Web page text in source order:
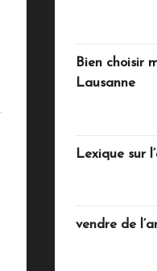
Bien choisir
Lausanne
Lexique sur
vendre de